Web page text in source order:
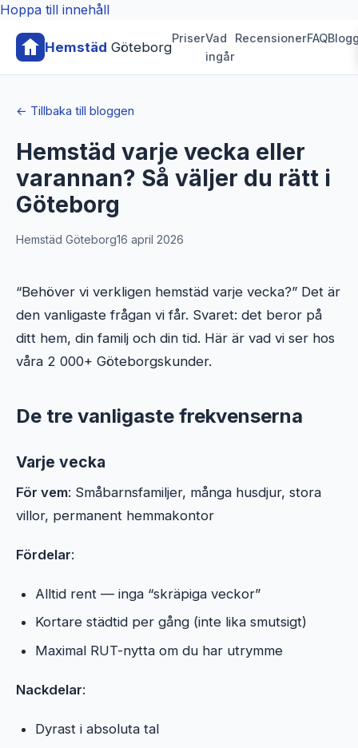
Hoppa till innehåll
Hemstäd Göteborg
PriserVad
ingår
RecensionerFAQ
← Tillbaka till bloggen
Hemstäd varje vecka eller
varannan? Så väljer du rätt i
Göteborg
Hemstäd Göteborg16 april 2026
“Behöver vi verkligen hemstäd varje vecka?” Det är
den vanligaste frågan vi får. Svaret: det beror på
ditt hem, din familj och din tid. Här är vad vi ser hos
våra 2 000+ Göteborgskunder.
De tre vanligaste frekvenserna
Varje vecka
För vem: Småbarnsfamiljer, många husdjur, stora
villor, permanent hemmakontor
Fördelar:
Alltid rent — inga “skräpiga veckor”
Kortare städtid per gång (inte lika smutsigt)
Maximal RUT-nytta om du har utrymme
Nackdelar:
Dyrast i absoluta tal